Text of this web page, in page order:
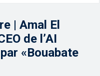
| Amal El
de l’AI
«Bouabate